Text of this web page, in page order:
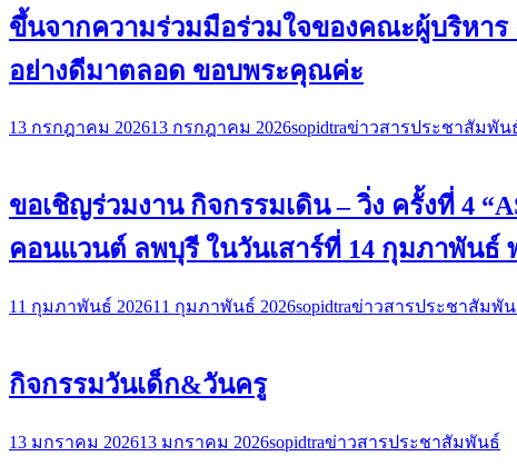
ขึ้นจากความร่วมมือร่วมใจของคณะผู้บริหาร
อย่างดีมาตลอด ขอบพระคุณค่ะ
13 กรกฎาคม 202613 กรกฎาคม 2026sopidtraข่าวสารประชาสัมพัน
ขอเชิญร่วมงาน กิจกรรมเดิน – วิ่ง ครั้งที่ 4
คอนแวนต์ ลพบุรี ในวันเสาร์ที่ 14 กุมภาพันธ์
11 กุมภาพันธ์ 202611 กุมภาพันธ์ 2026sopidtraข่าวสารประชาสัมพั
กิจกรรมวันเด็ก&วันครู
13 มกราคม 202613 มกราคม 2026sopidtraข่าวสารประชาสัมพันธ์